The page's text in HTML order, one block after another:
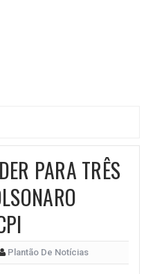
PARA TRÊS
Plantão De Notícias